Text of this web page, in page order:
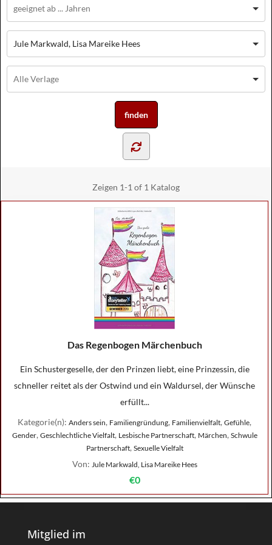
Jule Markwald, Lisa Mareike Hees
Zeigen 1-1 of 1 Katalog
Das Regenbogen Märchenbuch
Ein Schustergeselle, der den Prinzen liebt, eine Prinzessin, die
schneller reitet als der Ostwind und ein Waldursel, der Wünsche
erfüllt...
Kategorie(n): Anders sein, Familiengründung, Familienvielfalt, Gefühle,
Gender, Geschlechtliche Vielfalt, Lesbische Partnerschaft, Märchen, Schwule
Partnerschaft, Sexuelle Vielfalt
Von: Jule Markwald, Lisa Mareike Hees
€0
Mitglied im